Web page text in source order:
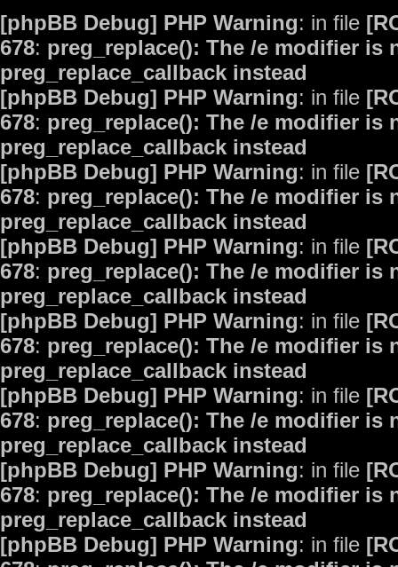
[phpBB Debug] PHP Warning: in file
678: preg_replace(): The /e modifier is
preg_replace_callback instead
[phpBB Debug] PHP Warning: in file
678: preg_replace(): The /e modifier is
preg_replace_callback instead
[phpBB Debug] PHP Warning: in file
678: preg_replace(): The /e modifier is
preg_replace_callback instead
[phpBB Debug] PHP Warning: in file
678: preg_replace(): The /e modifier is
preg_replace_callback instead
[phpBB Debug] PHP Warning: in file
678: preg_replace(): The /e modifier is
preg_replace_callback instead
[phpBB Debug] PHP Warning: in file
678: preg_replace(): The /e modifier is
preg_replace_callback instead
[phpBB Debug] PHP Warning: in file
678: preg_replace(): The /e modifier is
preg_replace_callback instead
[phpBB Debug] PHP Warning: in file